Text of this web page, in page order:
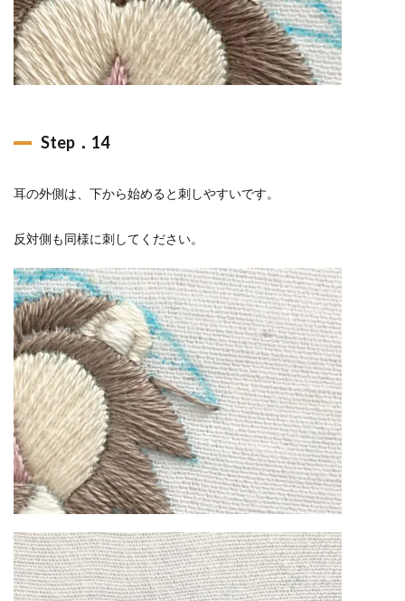
Step．14
耳の外側は、下から始めると刺しやすいです。
反対側も同様に刺してください。